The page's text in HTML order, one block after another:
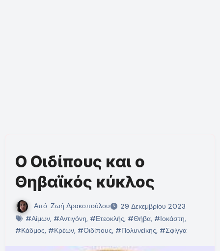
Ο Οιδίπους και ο
Θηβαϊκός κύκλος
Από Ζωή Δρακοπούλου
29 Δεκεμβρίου 2023
#Αίμων, #Αντιγόνη, #Ετεοκλής, #Θήβα, #Ιοκάστη,
#Κάδμος, #Κρέων, #Οιδίπους, #Πολυνείκης, #Σφίγγα